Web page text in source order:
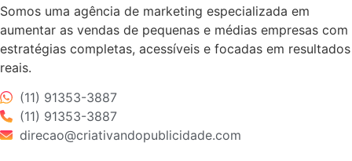
Somos uma agência de marketing especializada em
aumentar as vendas de pequenas e médias empresas com
estratégias completas, acessíveis e focadas em resultados
reais.
(11) 91353-3887
(11) 91353-3887
direcao@criativandopublicidade.com